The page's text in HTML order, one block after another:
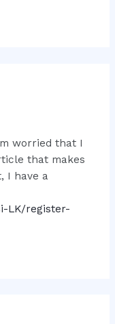
worried that I
that makes
I have a
LK/register-